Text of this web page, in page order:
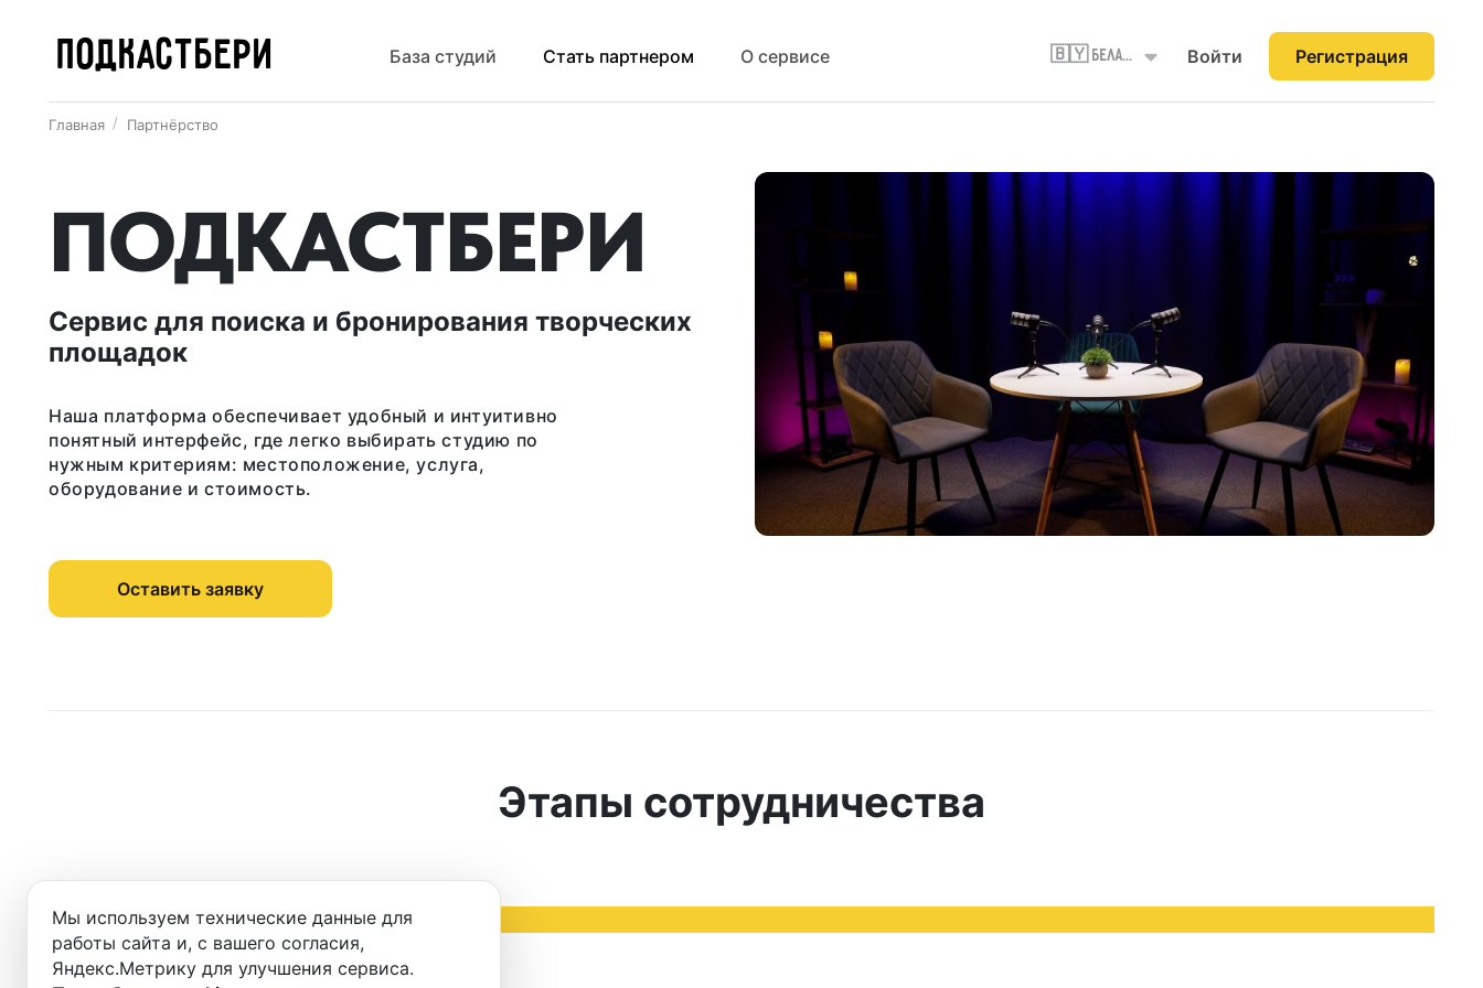
ПОДКАСТБЕРИ База студий Стать партнером О сервисе 🇧🇾 Беларусь Войти Регистрация
Главная Партнёрство
ПОДКАСТБЕРИ
Сервис для поиска и бронирования творческих
площадок
Наша платформа обеспечивает удобный и интуитивно
понятный интерфейс, где легко выбирать студию по
нужным критериям: местоположение, услуга,
оборудование и стоимость.
Оставить заявку
Этапы сотрудничества
1
Заполните
и отправьте заявку
Мы используем технические данные для
работы сайта и, с вашего согласия,
Яндекс.Метрику для улучшения сервиса.